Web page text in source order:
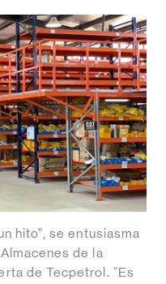
hito”, se entusiasma
de la
de Tecpetrol. “Es